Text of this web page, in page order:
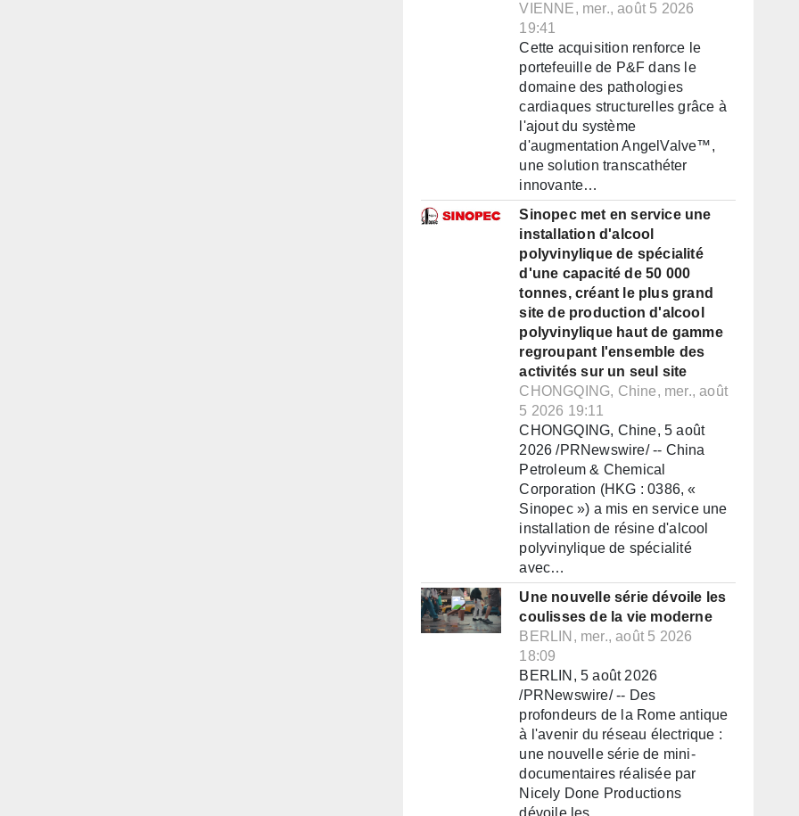
VIENNE, mer., août 5 2026
19:41
Cette acquisition renforce le
portefeuille de P&F dans le
domaine des pathologies
cardiaques structurelles grâce à
l'ajout du système
d'augmentation AngelValve™,
une solution transcathéter
innovante…
Sinopec met en service une
installation d'alcool
polyvinylique de spécialité
d'une capacité de 50 000
tonnes, créant le plus grand
site de production d'alcool
polyvinylique haut de gamme
regroupant l'ensemble des
activités sur un seul site
CHONGQING, Chine, mer., août
5 2026 19:11
CHONGQING, Chine, 5 août
2026 /PRNewswire/ -- China
Petroleum & Chemical
Corporation (HKG : 0386, «
Sinopec ») a mis en service une
installation de résine d'alcool
polyvinylique de spécialité
avec…
Une nouvelle série dévoile les
coulisses de la vie moderne
BERLIN, mer., août 5 2026
18:09
BERLIN, 5 août 2026
/PRNewswire/ -- Des
profondeurs de la Rome antique
à l'avenir du réseau électrique :
une nouvelle série de mini-
documentaires réalisée par
Nicely Done Productions
dévoile les…